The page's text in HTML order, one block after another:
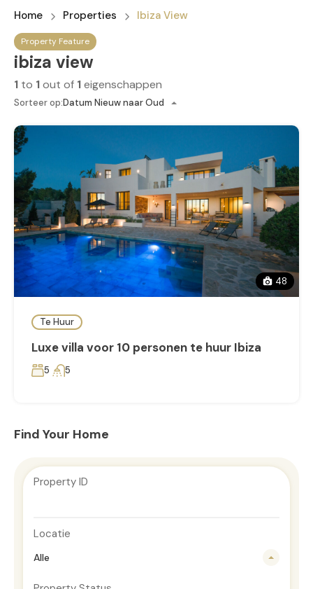
Home Properties Ibiza View
Property Feature
ibiza view
1 to 1out of 1eigenschappen
Sorteer op:Datum Nieuw naar Oud
48
Te Huur
Luxe villa voor 10 personen te huur Ibiza
5 5
Find Your Home
Property ID
Locatie
Alle